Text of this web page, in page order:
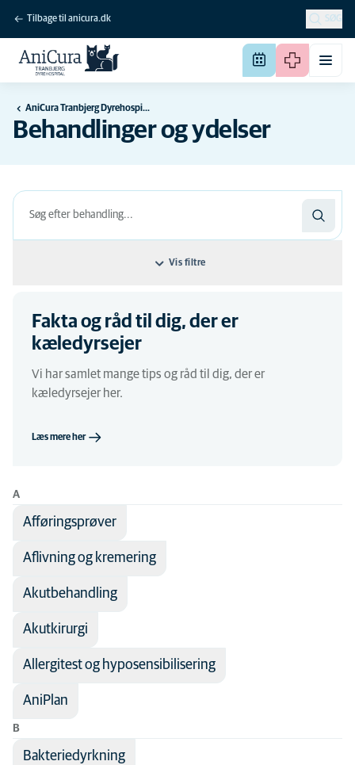
Tilbage til anicura.dk SØG
AniCura Tranbjerg Dyrehospital
Behandlinger og ydelser
Vis filtre
Behandlingens navn
Disciplines
Adfærd
Akut
Fysioterapi
Hjertelidelser
Kirurgi
Kræft
Lungelidelser
Alle dyretyper
Andre dyr
Kat
Seniorkat
Fakta og råd til dig, der er
kæledyrsejer
Vi har samlet mange tips og råd til dig, der er
kæledyrsejer her.
Læs mere her
A
Afføringsprøver
Aflivning og kremering
Akutbehandling
Akutkirurgi
Allergitest og hyposensibilisering
AniPlan
B
Bakteriedyrkning